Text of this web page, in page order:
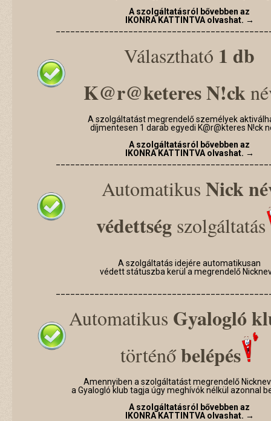
A szolgáltatásról bővebben az
IKONRA KATTINTVA olvashat. →
Választható 1 db
K@r@keteres N!ck
A szolgáltatást megrendelő személyek
díjmentesen 1 darab egyedi K@r@kteres N!ck
A szolgáltatásról bővebben az
IKONRA KATTINTVA olvashat. →
Automatikus Nick
védettségszolgáltatás
A szolgáltatás idejére automatikusan
védett státuszba kerül a megrendelő
Automatikus Gyalogló
történőbelépés
Amennyiben a szolgáltatást megrendelő
a Gyalogló klub tagja úgy meghívók nélkül azonnal
A szolgáltatásról bővebben az
IKONRA KATTINTVA olvashat. →